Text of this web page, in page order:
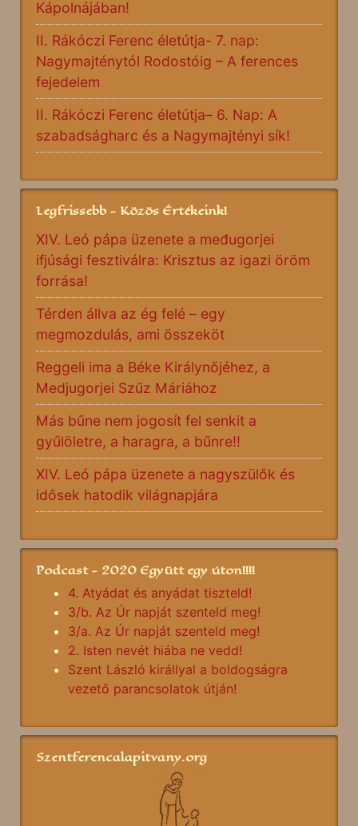
Kápolnájában!
II. Rákóczi Ferenc életútja- 7. nap:
Nagymajténytól Rodostóig – A ferences
fejedelem
II. Rákóczi Ferenc életútja– 6. Nap: A
szabadságharc és a Nagymajtényi sík!
Legfrissebb - Közös Értékeink!
XIV. Leó pápa üzenete a međugorjei
ifjúsági fesztiválra: Krisztus az igazi öröm
forrása!
Térden állva az ég felé – egy
megmozdulás, ami összeköt
Reggeli ima a Béke Királynőjéhez, a
Medjugorjei Szűz Máriához
Más bűne nem jogosít fel senkit a
gyűlöletre, a haragra, a bűnre!!
XIV. Leó pápa üzenete a nagyszülők és
idősek hatodik világnapjára
Podcast - 2020 Együtt egy úton!!!!
4. Atyádat és anyádat tiszteld!
3/b. Az Úr napját szenteld meg!
3/a. Az Úr napját szenteld meg!
2. Isten nevét hiába ne vedd!
Szent László királlyal a boldogságra
vezető parancsolatok útján!
Szentferencalapitvany.org